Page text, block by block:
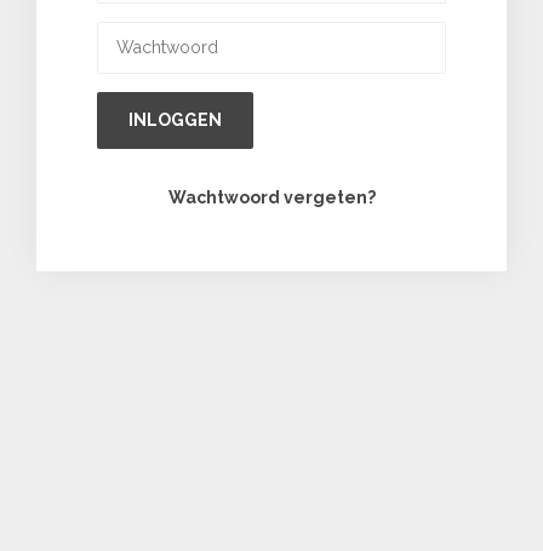
INLOGGEN
Wachtwoord vergeten?